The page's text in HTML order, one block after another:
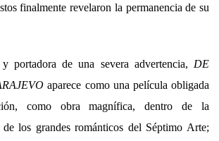
finalmente revelaron la permanencia de su
portadora de una severa advertencia, DE
aparece como una película obligada
como obra magnífica, dentro de la
los grandes románticos del Séptimo Arte;